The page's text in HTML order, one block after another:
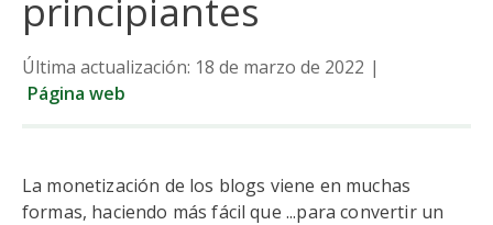
principiantes
Última actualización: 18 de marzo de 2022 |
Página web
La monetización de los blogs viene en muchas
formas, haciendo más fácil que ...para convertir un